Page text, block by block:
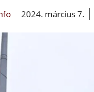
2024. március 7.